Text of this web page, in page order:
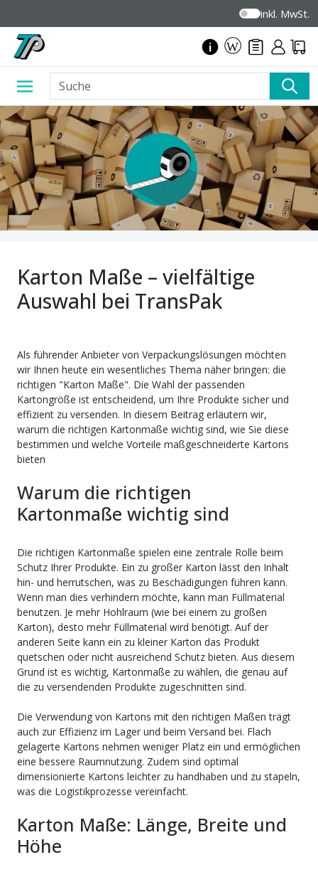
inkl. MwSt.
Karton Maße – vielfältige
Auswahl bei TransPak
Als führender Anbieter von Verpackungslösungen möchten
wir Ihnen heute ein wesentliches Thema näher bringen: die
richtigen "Karton Maße". Die Wahl der passenden
Kartongröße ist entscheidend, um Ihre Produkte sicher und
effizient zu versenden. In diesem Beitrag erläutern wir,
warum die richtigen Kartonmaße wichtig sind, wie Sie diese
bestimmen und welche Vorteile maßgeschneiderte Kartons
bieten
Warum die richtigen
Kartonmaße wichtig sind
Die richtigen Kartonmaße spielen eine zentrale Rolle beim
Schutz Ihrer Produkte. Ein zu großer Karton lässt den Inhalt
hin- und herrutschen, was zu Beschädigungen führen kann.
Wenn man dies verhindern möchte, kann man Füllmaterial
benutzen. Je mehr Hohlraum (wie bei einem zu großen
Karton), desto mehr Füllmaterial wird benötigt. Auf der
anderen Seite kann ein zu kleiner Karton das Produkt
quetschen oder nicht ausreichend Schutz bieten. Aus diesem
Grund ist es wichtig, Kartonmaße zu wählen, die genau auf
die zu versendenden Produkte zugeschnitten sind.
Die Verwendung von Kartons mit den richtigen Maßen trägt
auch zur Effizienz im Lager und beim Versand bei. Flach
gelagerte Kartons nehmen weniger Platz ein und ermöglichen
eine bessere Raumnutzung. Zudem sind optimal
dimensionierte Kartons leichter zu handhaben und zu stapeln,
was die Logistikprozesse vereinfacht.
Karton Maße: Länge, Breite und
Höhe